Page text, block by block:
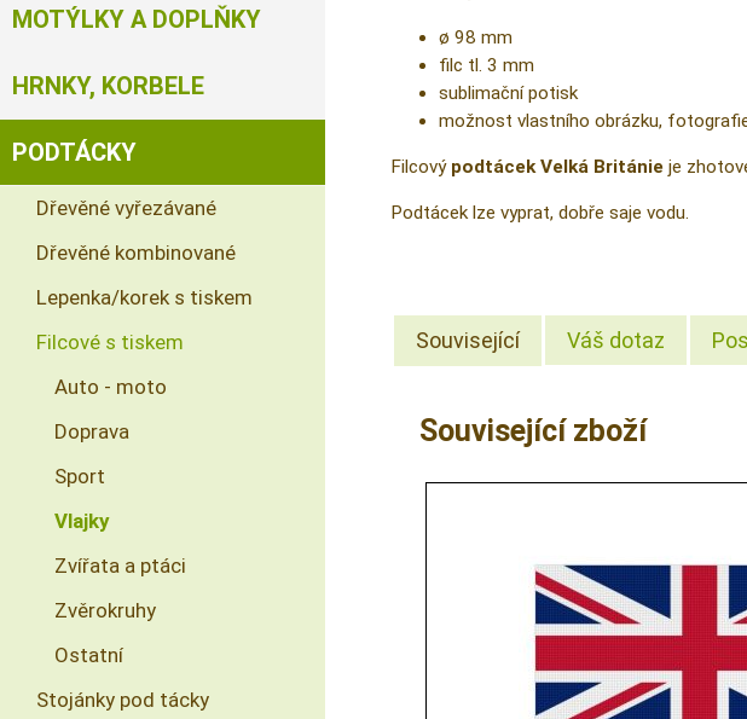
ø 98 mm
filc tl. 3 mm
sublimační potisk
možnost vlastního obrázku,
Filcový podtácek Velká Británie je
Podtácek lze vyprat, dobře saje vodu.
Související Váš dotaz
Související zboží
MOTÝLKY A DOPLŇKY
HRNKY, KORBELE
PODTÁCKY
Dřevěné vyřezávané
Dřevěné kombinované
Lepenka/korek s tiskem
Filcové s tiskem
Auto - moto
Doprava
Sport
Vlajky
Zvířata a ptáci
Zvěrokruhy
Ostatní
Stojánky pod tácky